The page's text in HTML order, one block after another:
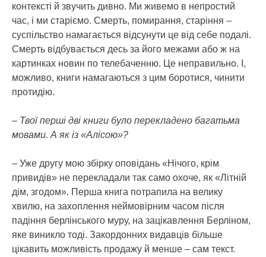
контексті й звучить дивно. Ми живемо в непростий
час, і ми старіємо. Смерть, помирання, старіння –
суспільство намагається відсунути це від себе подалі.
Смерть відбувається десь за його межами або ж на
картинках новин по телебаченню. Це неправильно. І,
можливо, книги намагаються з цим боротися, чинити
протидію.
– Твої перші дві книги було перекладено багатьма
мовами. А як із «Алісою»?
– Уже другу мою збірку оповідань «Нічого, крім
привидів» не перекладали так само охоче, як «Літній
дім, згодом». Перша книга потрапила на велику
хвилю, на захоплення неймовірним часом після
падіння берлінського муру, на зацікавлення Берліном,
яке виникло тоді. Закордонних видавців більше
цікавить можливість продажу й менше – сам текст.